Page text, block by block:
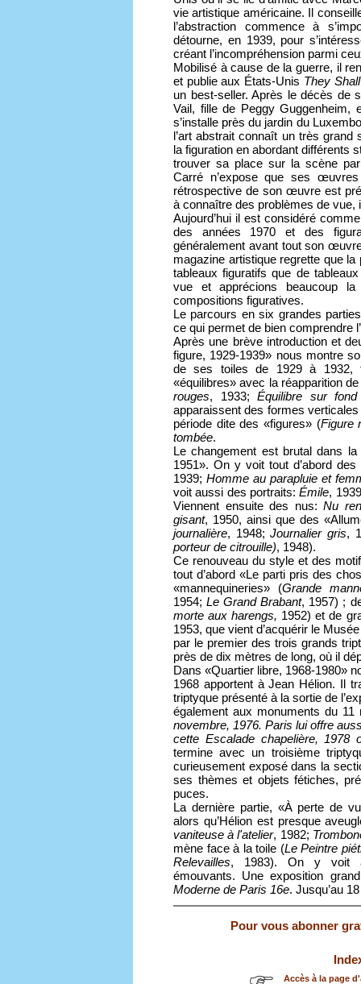
vie artistique américaine. Il
l’abstraction commence à
détourne, en 1939, pour
créant l’incompréhension parmi
Mobilisé à cause de la guerre, il
et publie aux États-Unis They
un best-seller. Après le décès de
Vail, fille de Peggy Guggenheim,
s’installe près du jardin du
l’art abstrait connaît un très
la figuration en abordant différents
trouver sa place sur la scène
Carré n’expose que ses
rétrospective de son œuvre est
à connaître des problèmes de vue,
Aujourd’hui il est considéré
des années 1970 et des
généralement avant tout son
magazine artistique regrette que
tableaux figuratifs que de
vue et apprécions beaucoup
compositions figuratives.
Le parcours en six grandes
ce qui permet de bien comprendre
Après une brève introduction et
figure, 1929-1939» nous montre
de ses toiles de 1929 à
«équilibres» avec la réapparition
rouges, 1933;Équilibre sur
apparaissent des formes
période dite des «figures» (Figure
tombée.
Le changement est brutal dans
1951». On y voit tout d’abord
1939; Homme au parapluie et
voit aussi des portraits:Émile,
Viennent ensuite des nus:Nu
gisant, 1950, ainsi que des
journalière, 1948;Journalier gris,
porteur de citrouille), 1948).
Ce renouveau du style et des
tout d’abord «Le parti pris des
«mannequineries» (Grande
1954;Le Grand Brabant, 1957) ;
morte aux harengs, 1952) et de
1953, que vient d’acquérir le
par le premier des trois grands
près de dix mètres de long, où il
Dans «Quartier libre, 1968-1980»
1968 apportent à Jean Hélion. Il
triptyque présenté à la sortie de
également aux monuments du
novembre, 1976. Paris lui offre
cette Escalade chapelière, 1978
termine avec un troisième
curieusement exposé dans la
ses thèmes et objets fétiches,
puces.
La dernière partie, «À perte de
alors qu’Hélion est presque
vaniteuse à l'atelier, 1982;
mène face à la toile (Le Peintre
Relevailles, 1983). On y voit
émouvants. Une exposition
Moderne de Paris 16e. Jusqu’au
Pour vous abonner
Accès à la page